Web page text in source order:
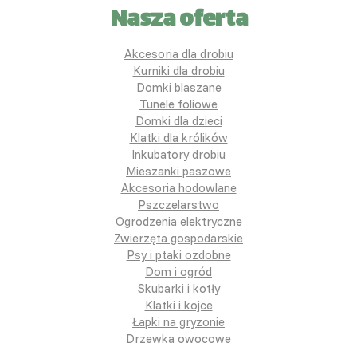
Nasza oferta
Akcesoria dla drobiu
Kurniki dla drobiu
Domki blaszane
Tunele foliowe
Domki dla dzieci
Klatki dla królików
Inkubatory drobiu
Mieszanki paszowe
Akcesoria hodowlane
Pszczelarstwo
Ogrodzenia elektryczne
Zwierzęta gospodarskie
Psy i ptaki ozdobne
Dom i ogród
Skubarki i kotły
Klatki i kojce
Łapki na gryzonie
Drzewka owocowe